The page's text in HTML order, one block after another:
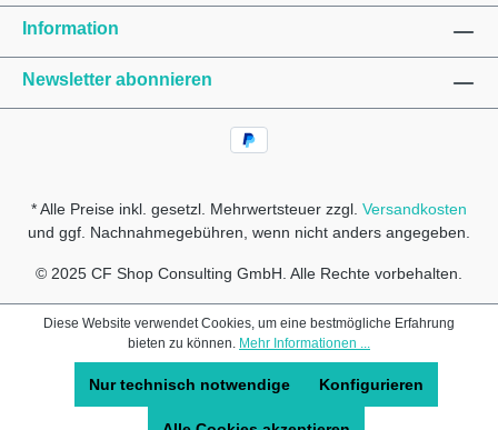
Information
Newsletter abonnieren
* Alle Preise inkl. gesetzl. Mehrwertsteuer zzgl. Versandkosten
und ggf. Nachnahmegebühren, wenn nicht anders angegeben.
© 2025 CF Shop Consulting GmbH. Alle Rechte vorbehalten.
Diese Website verwendet Cookies, um eine bestmögliche Erfahrung
bieten zu können. Mehr Informationen ...
Nur technisch notwendige Konfigurieren